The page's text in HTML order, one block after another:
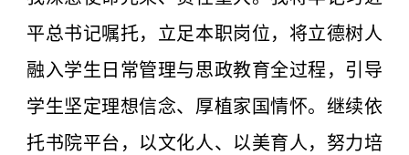
平总书记嘱托，立足本职岗位，将立德树人
融入学生日常管理与思政教育全过程，引导
学生坚定理想信念、厚植家国情怀。继续依
托书院平台，以文化人、以美育人，努力培